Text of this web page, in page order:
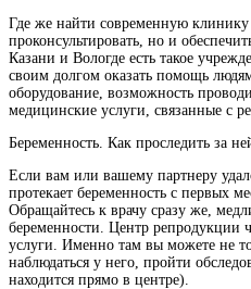
Где же найти современную клинику
проконсультировать, но и
Казани и Вологде есть такое
своим долгом оказать помощь
оборудование, возможность
медицинские услуги, связанные с
Беременность. Как проследить за
Если вам или вашему партнеру
протекает беременность с первых
Обращайтесь к врачу сразу же,
беременности. Центр репродукции
услуги. Именно там вы можете не
наблюдаться у него, пройти
находится прямо в центре).